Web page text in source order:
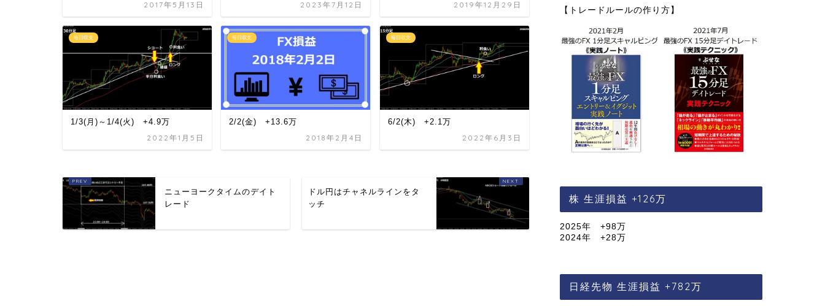
2017年5月13日
2023年7月12日
2019年12月29日
毎日収支
1/3(月)～1/4(火) +4.9万
2022年1月5日
毎日収支
2/2(金) +13.6万
2018年2月4日
毎日収支
6/2(木) +2.1万
2022年6月3日
ニューヨークタイムのデイト
レード
ドル円はチャネルラインをタ
ッチ
【トレードルールの作り方】
株 生涯損益 +126万
2025年 +98万
2024年 +28万
日経先物 生涯損益 +782万